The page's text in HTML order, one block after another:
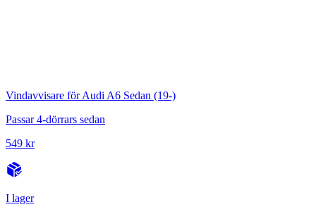
Vindavvisare för Audi A6 Sedan (19-)
Passar 4-dörrars sedan
549 kr
I lager